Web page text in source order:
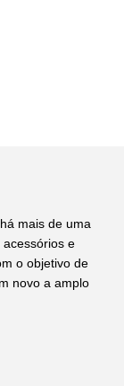
mais de uma
e
o objetivo de
novo a amplo